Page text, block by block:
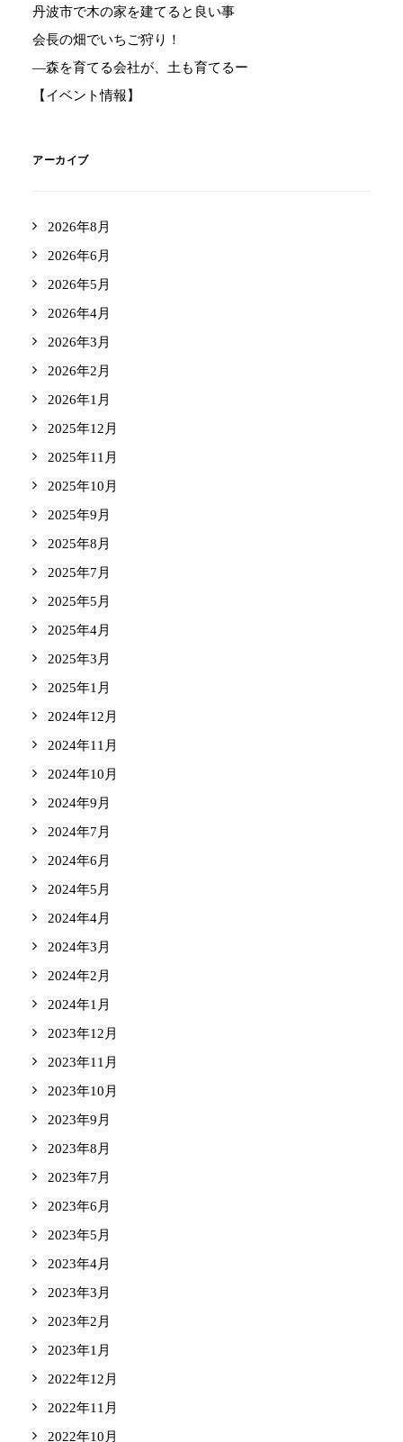
丹波市で木の家を建てると良い事
会長の畑でいちご狩り！
―森を育てる会社が、土も育てるー
【イベント情報】
アーカイブ
2026年8月
2026年6月
2026年5月
2026年4月
2026年3月
2026年2月
2026年1月
2025年12月
2025年11月
2025年10月
2025年9月
2025年8月
2025年7月
2025年5月
2025年4月
2025年3月
2025年1月
2024年12月
2024年11月
2024年10月
2024年9月
2024年7月
2024年6月
2024年5月
2024年4月
2024年3月
2024年2月
2024年1月
2023年12月
2023年11月
2023年10月
2023年9月
2023年8月
2023年7月
2023年6月
2023年5月
2023年4月
2023年3月
2023年2月
2023年1月
2022年12月
2022年11月
2022年10月